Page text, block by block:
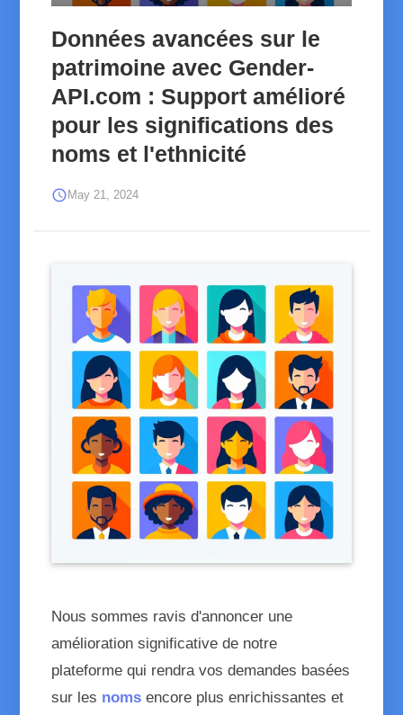
Données avancées sur le
patrimoine avec Gender-
API.com : Support amélioré
pour les significations des
noms et l'ethnicité
schedule May 21, 2024
Nous sommes ravis d'annoncer une
amélioration significative de notre
plateforme qui rendra vos demandes basées
sur les noms encore plus enrichissantes et